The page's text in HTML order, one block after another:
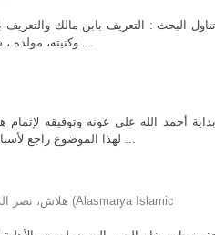
تناول البحث : التعريف بابن مالك
وكنيته، مولده ، شيوخه، تلاميذه، مؤلفاته، أخلاقه .أما المبحث الثاني: تناول إحدى عشر منها مسألة بداية ...
بداية أحمد الله على عونه وتوفيقه
لهذا الموضوع راجع لأسباب ذاتية وموضوعية، ففكرة إنجاز دراسة بحثية حول النص الصوفي ما فتئت تراودني بعد ...
هلاش، نصر (Alasmarya Islamic